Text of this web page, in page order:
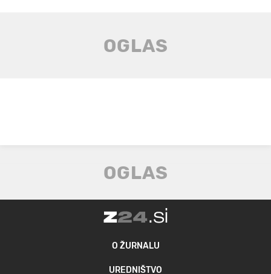
O ŽURNALU
UREDNIŠTVO